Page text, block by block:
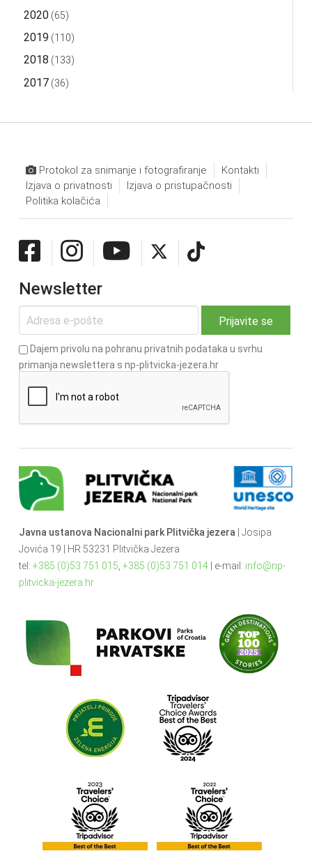
2020(65)
2019 (110)
2018 (133)
2017(36)
Protokol za snimanje i fotografiranje
Kontakti
Izjava o privatnosti
Izjava o pristupačnosti
Politika kolačića
Newsletter
Dajem privolu na pohranu privatnih podataka u svrhu
primanja newslettera s np-plitvicka-jezera.hr
Javna ustanova Nacionalni park Plitvička jezera | Josipa
Jovića 19 | HR 53231 Plitvička Jezera
tel: +385 (0)53 751 015 +385 (0)53 751 014| e-mail: info@np-
plitvicka-jezera.hr